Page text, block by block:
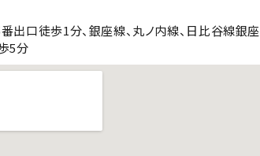
出口徒歩1分、銀座線、丸ノ内線、日比谷線銀
5分